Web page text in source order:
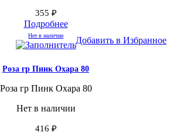
355 ₽
Подробнее
Нет в наличии Добавить в Избранное
Роза гр Пинк Охара 80
Роза гр Пинк Охара 80
Нет в наличии
416 ₽